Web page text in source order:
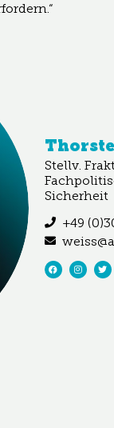
Stellv.
Sicherheit
+49